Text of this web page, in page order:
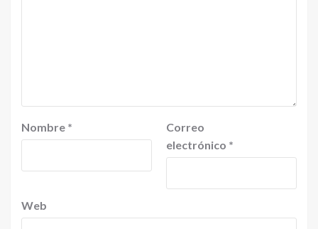
Nombre *
Correo
electrónico *
Web